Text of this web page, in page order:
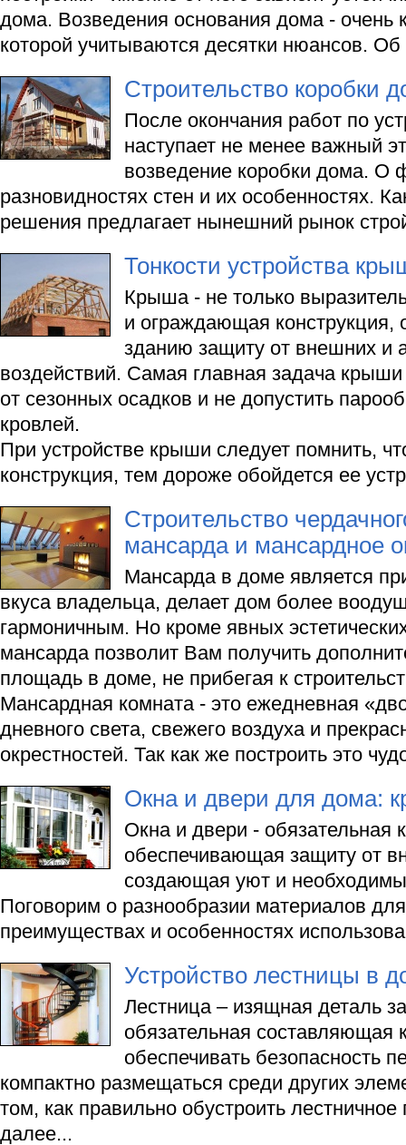
дома. Возведения основания дома - очень
которой учитываются десятки нюансов.
Строительство коробки
После окончания работ по
наступает не менее важный
возведение коробки дома. О
разновидностях стен и их особенностях.
решения предлагает нынешний рынок
Тонкости устройства
Крыша - не только
и ограждающая конструкция,
зданию защиту от внешних и
воздействий. Самая главная задача
от сезонных осадков и не допустить
кровлей.
При устройстве крыши следует помнить,
конструкция, тем дороже обойдется ее
Строительство
мансарда и мансардное
Мансарда в доме является
вкуса владельца, делает дом более
гармоничным. Но кроме явных
мансарда позволит Вам получить
площадь в доме, не прибегая к
Мансардная комната - это ежедневная
дневного света, свежего воздуха и
окрестностей. Так как же построить это
Окна и двери для дома:
Окна и двери - обязательная
обеспечивающая защиту от
создающая уют и
Поговорим о разнообразии материалов
преимуществах и особенностях
Устройство лестницы в
Лестница – изящная деталь
обязательная составляющая
обеспечивать безопасность
компактно размещаться среди других
том, как правильно обустроить лестничное
далее...